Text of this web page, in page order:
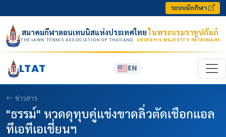
ระบบนักกีฬา
สมาคมกีฬาลอนเทนนิสแห่งประเทศไทยในพระบรมราชูปถัมภ์
THE LAWN TENNIS ASSOCIATION OF THAILAND · UNDER HIS MAJESTY’S PATRONAGE
LTAT EN
ข่าวสาร
"ธรรม์" หวดดุทุบคู่แข่งขาดลิ่วตัดเชือกแอล
ทีเอทีเอเชี่ยนฯ